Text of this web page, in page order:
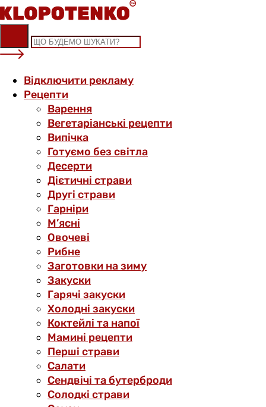
Skip
to
content
Відключити рекламу
Рецепти
Варення
Вегетаріанські рецепти
Випічка
Готуємо без світла
Десерти
Дієтичні страви
Другі страви
Гарніри
М’ясні
Овочеві
Рибне
Заготовки на зиму
Закуски
Гарячі закуски
Холодні закуски
Коктейлі та напої
Мамині рецепти
Перші страви
Салати
Сендвічі та бутерброди
Солодкі страви